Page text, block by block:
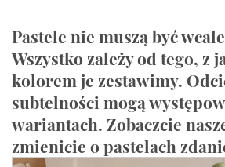
Pastele nie muszą być
Wszystko zależy od tego, z
kolorem je zestawimy.
subtelności mogą
wariantach. Zobaczcie
zmienicie o pastelach